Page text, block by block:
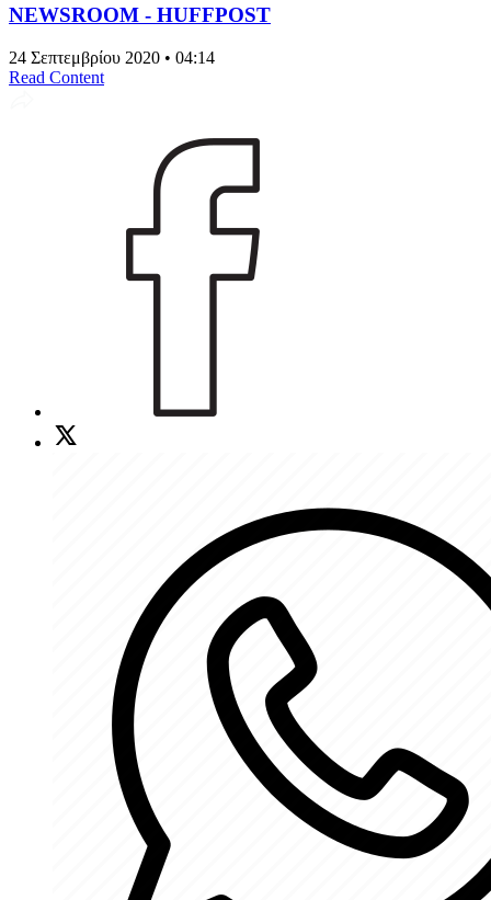
NEWSROOM - HUFFPOST
24 Σεπτεμβρίου 2020 • 04:14
Read Content